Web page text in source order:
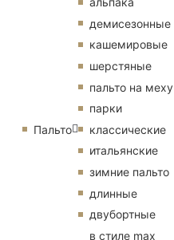
Пальто
демисезонные
кашемировые
шерстяные
пальто на меху
парки
классические
итальянские
зимние пальто
длинные
двубортные
в стиле max